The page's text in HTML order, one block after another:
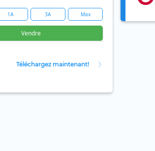
1A 3A Max
Vendre
Téléchargez maintenant!